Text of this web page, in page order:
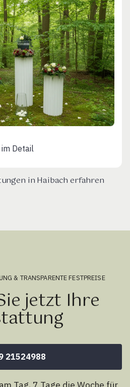
Detail
in Haibach erfahren
& TRANSPARENTE FESTPREISE
jetzt Ihre
21524988
Tag, 7 Tage die Woche für